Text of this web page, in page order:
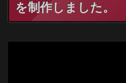
を制作しました。